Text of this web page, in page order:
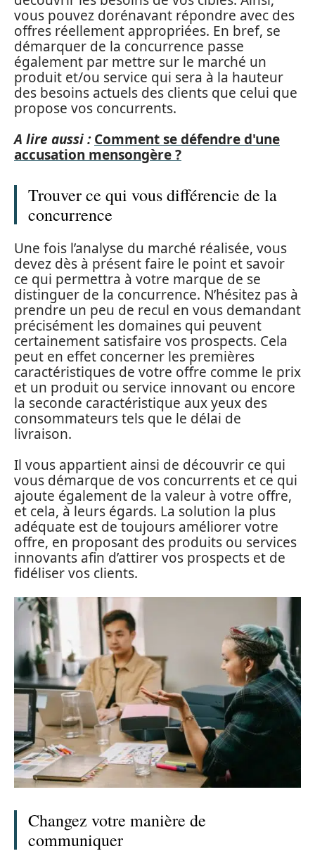
vous pouvez dorénavant répondre avec des
offres réellement appropriées. En bref, se
démarquer de la concurrence passe
également par mettre sur le marché un
produit et/ou service qui sera à la hauteur
des besoins actuels des clients que celui que
propose vos concurrents.
A lire aussi : Comment se défendre d'une
accusation mensongère ?
Trouver ce qui vous différencie de la
concurrence
Une fois l’analyse du marché réalisée, vous
devez dès à présent faire le point et savoir
ce qui permettra à votre marque de se
distinguer de la concurrence. N’hésitez pas à
prendre un peu de recul en vous demandant
précisément les domaines qui peuvent
certainement satisfaire vos prospects. Cela
peut en effet concerner les premières
caractéristiques de votre offre comme le prix
et un produit ou service innovant ou encore
la seconde caractéristique aux yeux des
consommateurs tels que le délai de
livraison.
Il vous appartient ainsi de découvrir ce qui
vous démarque de vos concurrents et ce qui
ajoute également de la valeur à votre offre,
et cela, à leurs égards. La solution la plus
adéquate est de toujours améliorer votre
offre, en proposant des produits ou services
innovants afin d’attirer vos prospects et de
fidéliser vos clients.
Changez votre manière de
communiquer